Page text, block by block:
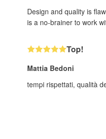
Design and quality is
is a no-brainer to work
Top!
Mattia Bedoni
tempi rispettati, qualità